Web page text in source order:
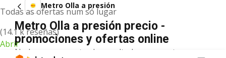
Todas as ofertas num só lugar
(14.1 k reseñas)
Abrir
Metro Olla a presión
Metro Olla a presión precio -
promociones y ofertas online
No hemos encontrado resultados para este